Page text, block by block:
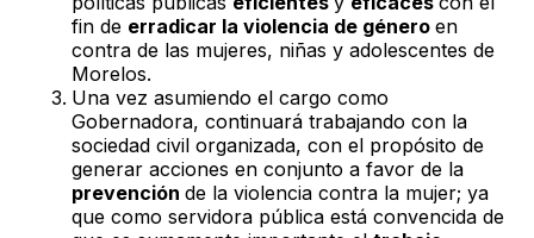
fin de erradicar la violencia de género en
contra de las mujeres, niñas y adolescentes de
Morelos.
Una vez asumiendo el cargo como
Gobernadora, continuará trabajando con la
sociedad civil organizada, con el propósito de
generar acciones en conjunto a favor de la
prevención de la violencia contra la mujer; ya
que como servidora pública está convencida de